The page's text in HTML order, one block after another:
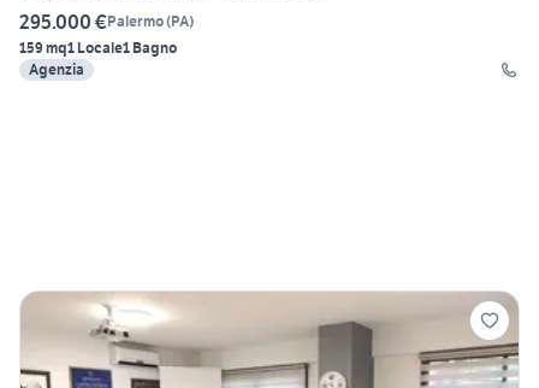
295.000 €Palermo(PA)
159 mq1 Locale1 Bagno
Agenzia